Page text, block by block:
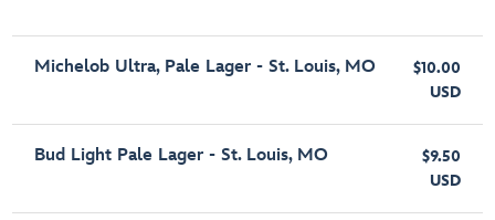
Michelob Ultra, Pale Lager - St. Louis, MO
$10.00
USD
Bud Light Pale Lager - St. Louis, MO
$9.50
USD